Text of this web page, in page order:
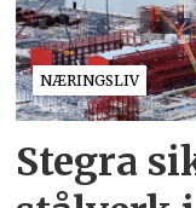
NÆRINGSLIV
Stegra